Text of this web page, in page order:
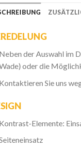
der Auswahl im
oder die
Sie uns
Elemente: